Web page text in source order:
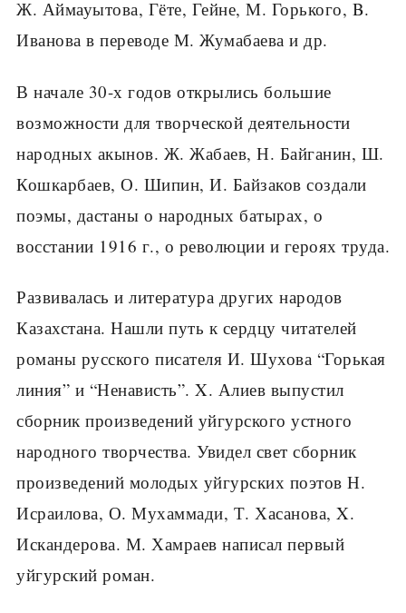
Ж. Аймауытова, Гёте, Гейне, М. Горького, B.
Иванова в переводе М. Жумабаева и др.
В начале 30-х годов открылись большие
возможности для творческой деятельности
народных акынов. Ж. Жабаев, Н. Байганин, Ш.
Кошкарбаев, О. Шипин, И. Байзаков создали
поэмы, дастаны о народных батырах, о
восстании 1916 г., о революции и героях труда.
Развивалась и литература других народов
Казахстана. Нашли путь к сердцу читателей
романы русского писателя И. Шухова “Горькая
линия” и “Ненависть”. X. Алиев выпустил
сборник произведений уйгурского устного
народного творчества. Увидел свет сборник
произведений молодых уйгурских поэтов Н.
Исраилова, О. Мухаммади, Т. Хасанова, X.
Искандерова. М. Хамраев написал первый
уйгурский роман.